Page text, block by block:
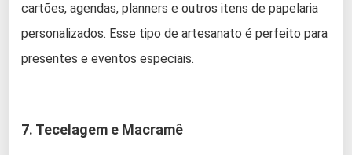
cartões, agendas, planners e outros itens de papelaria
personalizados. Esse tipo de artesanato é perfeito para
presentes e eventos especiais.
7. Tecelagem e Macramê